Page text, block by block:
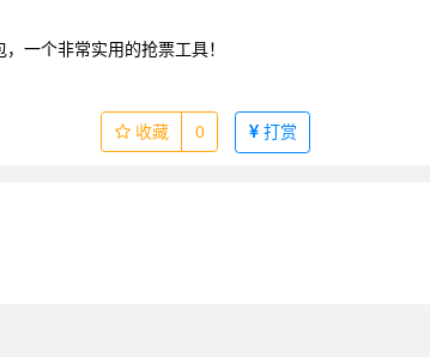
一个非常实用的抢票工具！
收藏 0 打赏